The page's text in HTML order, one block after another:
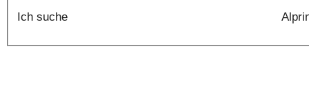
Ich suche